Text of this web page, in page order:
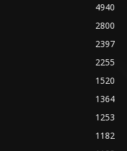
4940
2800
2397
2255
1520
1364
1253
1182